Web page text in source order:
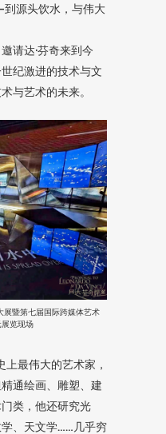
源头饮水，与伟大
请达·芬奇来到今
纪激进的技术与文
与艺术的未来。
暨第七届国际跨媒体艺术
览现场
上最伟大的艺术家，
通绘画、雕塑、建
类，他还研究光
、天文学……几乎穷